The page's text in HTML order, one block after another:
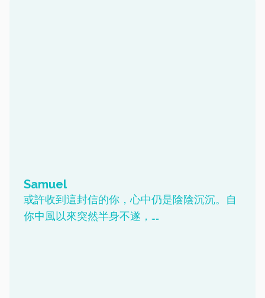
Samuel
或許收到這封信的你，心中仍是陰陰沉沉。自
你中風以來突然半身不遂，……